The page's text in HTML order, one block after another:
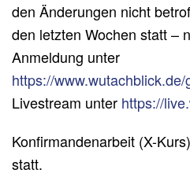
den Änderungen nicht
den letzten Wochen statt –
Anmeldung unter
https://
Livestream unter https://
Konfirmandenarbeit (X-
statt.